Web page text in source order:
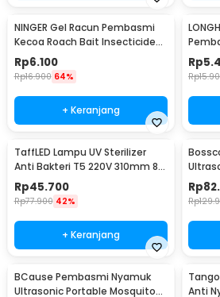
NINGER Gel Racun Pembasmi
Kecoa Roach Bait Insecticide
Control 10g - JYZ12
Rp6.100
Rp16.900 64%
+ Keranjang
Rp
Rp
TaffLED Lampu UV Sterilizer
Anti Bakteri T5 220V 310mm 8W
- SP-T5-UV
Rp45.700
Rp77.900 42%
+ Keranjang
Rp
Rp
BCause Pembasmi Nyamuk
Ultrasonic Portable Mosquito
Anti